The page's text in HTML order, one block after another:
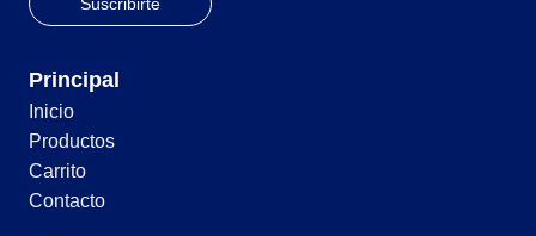
Principal
Inicio
Productos
Carrito
Contacto